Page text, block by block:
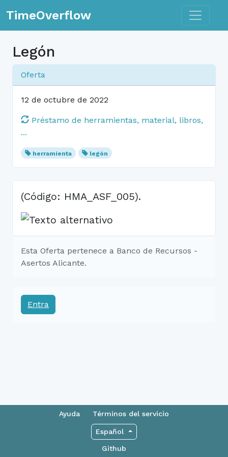
TimeOverflow Toggle
Legón
Oferta
12 de octubre de 2022
Préstamo de herramientas, material, libros,
...
herramienta legón
(Código: HMA_ASF_005).
Esta Oferta pertenece a Banco de Recursos -
Asertos Alicante.
Entra
Ayuda Términos del servicio
Español
Github